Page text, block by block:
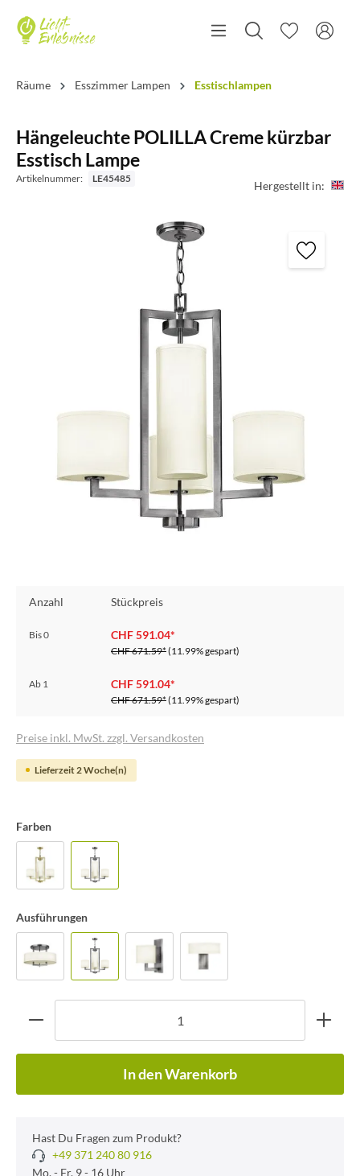
Räume Esszimmer Lampen Esstischlampen
Hängeleuchte POLILLA Creme kürzbar
Esstisch Lampe
Artikelnummer: LE45485 Hergestellt in:
Anzahl Stückpreis
Bis0 CHF 591.04*
CHF 671.59*(11.99% gespart)
Ab 1 CHF 591.04*
CHF 671.59*(11.99% gespart)
Preise inkl. MwSt. zzgl. Versandkosten
Lieferzeit 2 Woche(n)
Farben
Ausführungen
In den Warenkorb
Hast Du Fragen zum Produkt?
+49 371 240 80 916
Mo. - Fr. 9 - 16 Uhr